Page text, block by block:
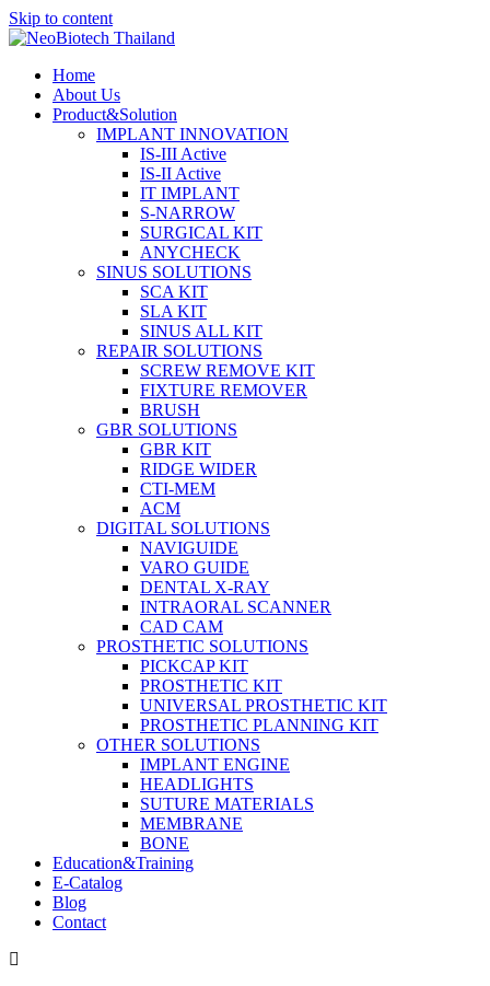
Skip to content
Home
About Us
Product&Solution
IMPLANT INNOVATION
IS-III Active
IS-II Active
IT IMPLANT
S-NARROW
SURGICAL KIT
ANYCHECK
SINUS SOLUTIONS
SCA KIT
SLA KIT
SINUS ALL KIT
REPAIR SOLUTIONS
SCREW REMOVE KIT
FIXTURE REMOVER
BRUSH​
GBR SOLUTIONS
GBR KIT
RIDGE WIDER
CTI-MEM
ACM
DIGITAL SOLUTIONS
NAVIGUIDE
VARO GUIDE
DENTAL X-RAY
INTRAORAL SCANNER
CAD CAM
PROSTHETIC SOLUTIONS
PICKCAP KIT
PROSTHETIC KIT
UNIVERSAL PROSTHETIC KIT
PROSTHETIC PLANNING KIT
OTHER SOLUTIONS
IMPLANT ENGINE
HEADLIGHTS
SUTURE MATERIALS
MEMBRANE
BONE
Education&Training
E-Catalog
Blog
Contact